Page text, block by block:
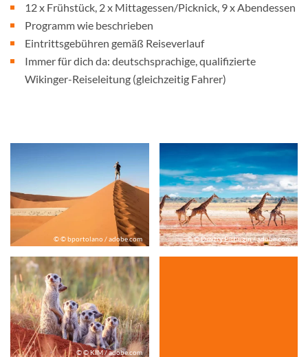
12 x Frühstück, 2 x Mittagessen/Picknick, 9 x Abendessen
Programm wie beschrieben
Eintrittsgebühren gemäß Reiseverlauf
Immer für dich da: deutschsprachige, qualifizierte
Wikinger-Reiseleitung (gleichzeitig Fahrer)
© © bportolano / adobe.com © © Dmitry Pichugin / adobe.com
© © KIM / adobe.com